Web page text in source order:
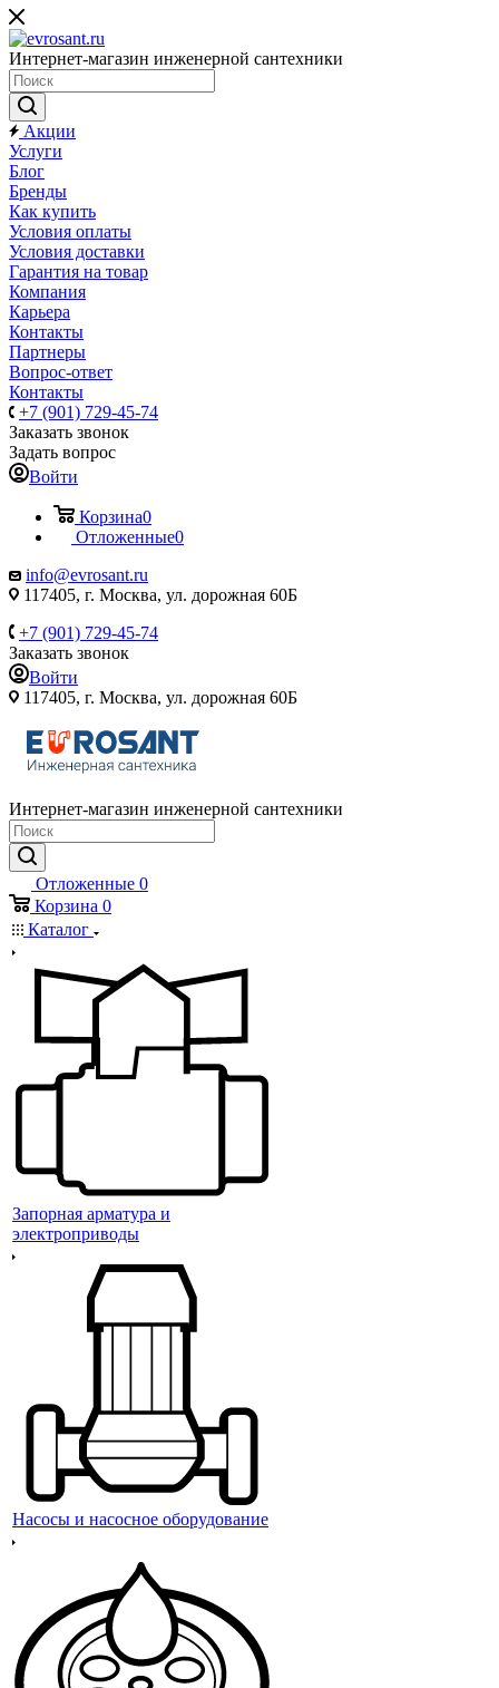
Интернет-магазин инженерной сантехники
Акции
Услуги
Блог
Бренды
Как купить
Условия оплаты
Условия доставки
Гарантия на товар
Компания
Карьера
Контакты
Партнеры
Вопрос-ответ
Контакты
+7 (901) 729-45-74
Заказать звонок
Задать вопрос
Войти
Корзина0
Отложенные0
info@evrosant.ru
117405, г. Москва, ул. дорожная 60Б
+7 (901) 729-45-74
Заказать звонок
Войти
117405, г. Москва, ул. дорожная 60Б
Интернет-магазин инженерной сантехники
Отложенные 0
Корзина 0
Каталог
Запорная арматура и
электроприводы
Насосы и насосное оборудование